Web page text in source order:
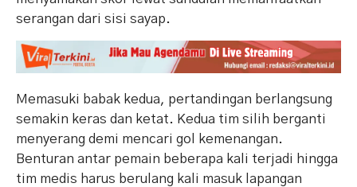
serangan dari sisi sayap.
Memasuki babak kedua, pertandingan berlangsung
semakin keras dan ketat. Kedua tim silih berganti
menyerang demi mencari gol kemenangan.
Benturan antar pemain beberapa kali terjadi hingga
tim medis harus berulang kali masuk lapangan